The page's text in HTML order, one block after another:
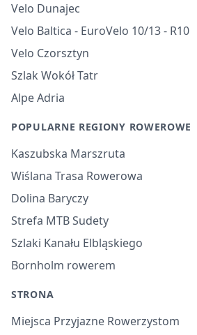
Velo Dunajec
Velo Baltica - EuroVelo 10/13 - R10
Velo Czorsztyn
Szlak Wokół Tatr
Alpe Adria
POPULARNE REGIONY ROWEROWE
Kaszubska Marszruta
Wiślana Trasa Rowerowa
Dolina Baryczy
Strefa MTB Sudety
Szlaki Kanału Elbląskiego
Bornholm rowerem
STRONA
Miejsca Przyjazne Rowerzystom